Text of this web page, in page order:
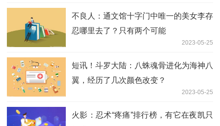
不良人：通文馆十字门中唯一的美女李存
忍哪里去了？只有两个可能
2023-05-25
短讯！斗罗大陆：八蛛魂骨进化为海神八
翼，经历了几次颜色改变？
2023-05-25
火影：忍术“疼痛”排行榜，有它在夜凯只